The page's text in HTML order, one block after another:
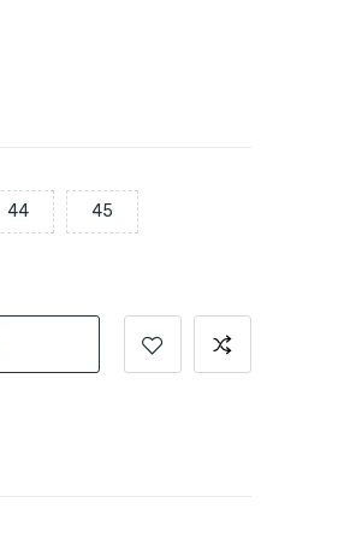
44 45